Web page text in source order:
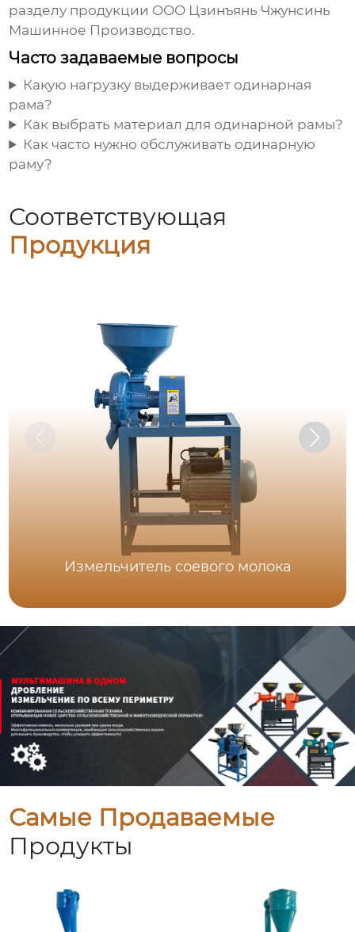
разделу продукции ООО Цзинъянь Чжунсинь
Машинное Производство.
Часто задаваемые вопросы
Какую нагрузку выдерживает одинарная
рама?
Как выбрать материал для одинарной рамы?
Как часто нужно обслуживать одинарную
раму?
Соответствующая
Продукция
Измельчитель соевого молока
Самые Продаваемые
Продукты